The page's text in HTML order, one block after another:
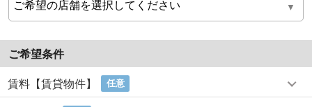
ご希望条件
賃料【賃貸物件】 任意